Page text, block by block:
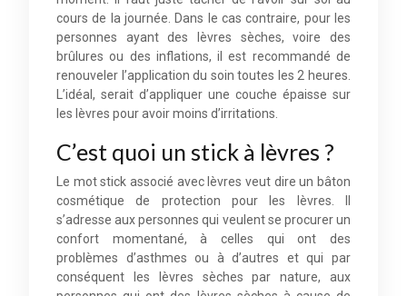
cours de la journée. Dans le cas contraire, pour les
personnes ayant des lèvres sèches, voire des
brûlures ou des inflations, il est recommandé de
renouveler l’application du soin toutes les 2 heures.
L’idéal, serait d’appliquer une couche épaisse sur
les lèvres pour avoir moins d’irritations.
C’est quoi un stick à lèvres ?
Le mot stick associé avec lèvres veut dire un bâton
cosmétique de protection pour les lèvres. Il
s’adresse aux personnes qui veulent se procurer un
confort momentané, à celles qui ont des
problèmes d’asthmes ou à d’autres et qui par
conséquent les lèvres sèches par nature, aux